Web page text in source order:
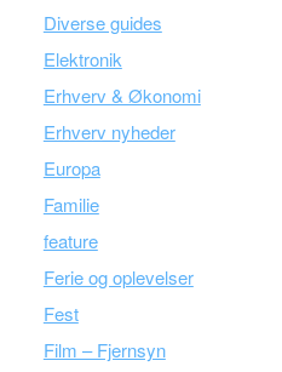
Diverse guides
Elektronik
Erhverv & Økonomi
Erhverv nyheder
Europa
Familie
feature
Ferie og oplevelser
Fest
Film – Fjernsyn